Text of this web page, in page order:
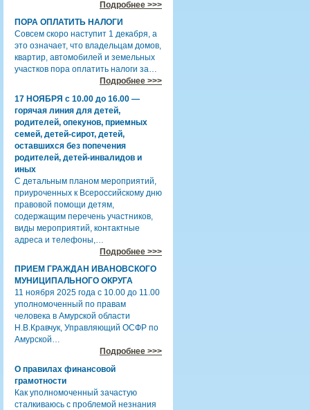
Подробнее >>>
ПОРА ОПЛАТИТЬ НАЛОГИ
Совсем скоро наступит 1 декабря, а
это означает, что владельцам домов,
квартир, автомобилей и земельных
участков пора оплатить налоги за…
Подробнее >>>
17 НОЯБРЯ с 10.00 до 16.00 —
горячая линия для детей,
родителей, опекунов, приемных
семей, детей-сирот, детей,
оставшихся без попечения
родителей, детей-инвалидов и
иных
С детальным планом мероприятий,
приуроченных к Всероссийскому дню
правовой помощи детям,
содержащим перечень участников,
виды мероприятий, контактные
адреса и телефоны,…
Подробнее >>>
ПРИЕМ ГРАЖДАН ИВАНОВСКОГО
МУНИЦИПАЛЬНОГО ОКРУГА
11 ноября 2025 года с 10.00 до 11.00
уполномоченный по правам
человека в Амурской области
Н.В.Кравчук, Управляющий ОСФР по
Амурской…
Подробнее >>>
О правилах финансовой
грамотности
Как уполномоченный зачастую
сталкиваюсь с проблемой незнания